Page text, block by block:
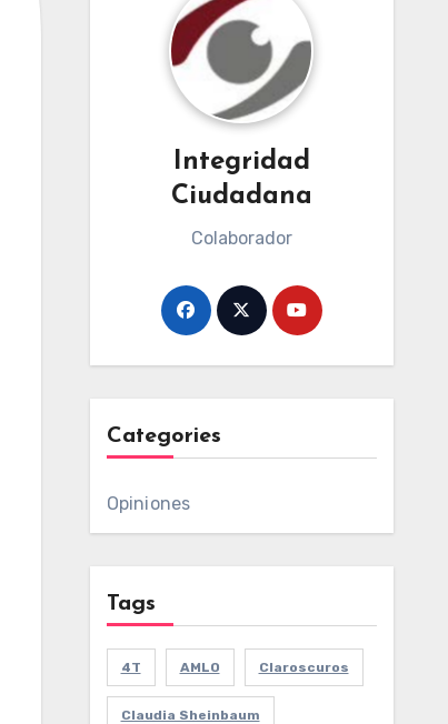
Integridad
Ciudadana
Colaborador
Categories
Opiniones
Tags
4T AMLO Claroscuros
Claudia Sheinbaum